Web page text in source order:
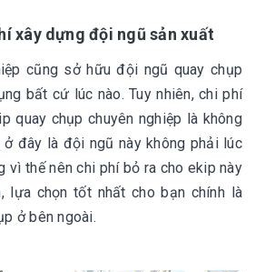
xây dựng đội ngũ sản xuất
cũng sở hữu đội ngũ quay chụp
bất cứ lúc nào. Tuy nhiên, chi phí
quay chụp chuyên nghiệp là không
ở đây là đội ngũ này không phải lúc
vì thế nên chi phí bỏ ra cho ekip này
lựa chọn tốt nhất cho bạn chính là
ở bên ngoài.